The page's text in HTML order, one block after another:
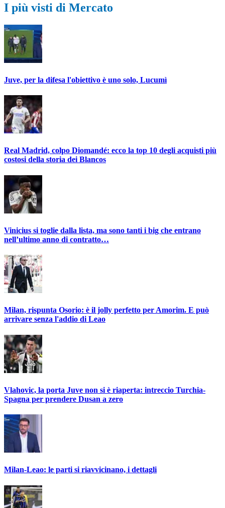
I più visti di Mercato
Juve, per la difesa l'obiettivo è uno solo, Lucumì
Real Madrid, colpo Diomandé: ecco la top 10 degli acquisti più
costosi della storia dei Blancos
Vinicius si toglie dalla lista, ma sono tanti i big che entrano
nell’ultimo anno di contratto…
Milan, rispunta Osorio: è il jolly perfetto per Amorim. E può
arrivare senza l'addio di Leao
Vlahovic, la porta Juve non si è riaperta: intreccio Turchia-
Spagna per prendere Dusan a zero
Milan-Leao: le parti si riavvicinano, i dettagli